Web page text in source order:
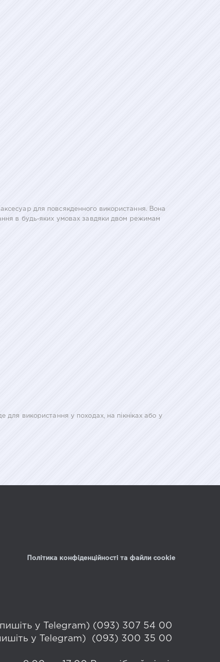
для повсякденного використання. Вона
в будь-яких умовах завдяки двом режимам
для використання у походах, на пікніках або у
Політика конфіденційності та файли cookie
у Telegram) (093) 307 54 00
у Telegram) (093) 300 35 00